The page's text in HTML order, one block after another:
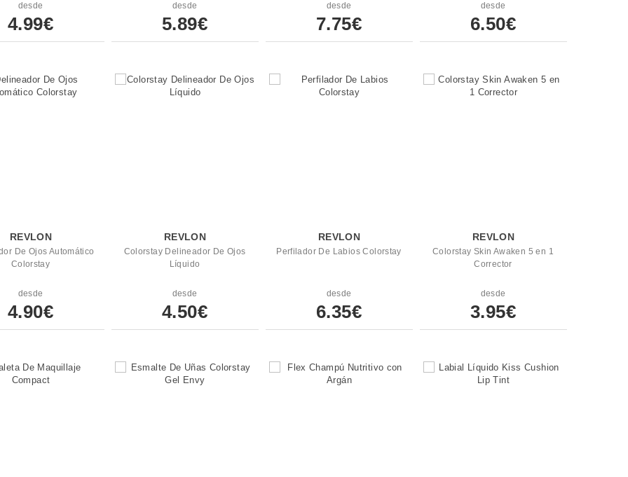
desde
4.99€
desde
5.89€
desde
7.75€
desde
6.50€
REVLON
De Ojos Automático
Colorstay
desde
4.90€
REVLON
Colorstay Delineador De Ojos
Líquido
desde
4.50€
REVLON
Perfilador De Labios Colorstay
desde
6.35€
REVLON
Colorstay Skin Awaken 5 en 1
Corrector
desde
3.95€